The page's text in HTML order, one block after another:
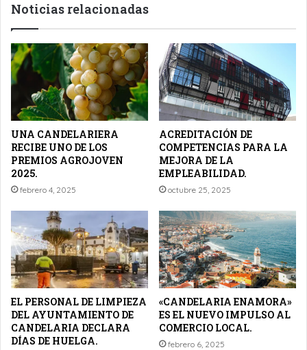
Noticias relacionadas
UNA CANDELARIERA
RECIBE UNO DE LOS
PREMIOS AGROJOVEN
2025.
febrero 4, 2025
ACREDITACIÓN DE
COMPETENCIAS PARA LA
MEJORA DE LA
EMPLEABILIDAD.
octubre 25, 2025
EL PERSONAL DE LIMPIEZA
DEL AYUNTAMIENTO DE
CANDELARIA DECLARA
DÍAS DE HUELGA.
«CANDELARIA ENAMORA»
ES EL NUEVO IMPULSO AL
COMERCIO LOCAL.
febrero 6, 2025